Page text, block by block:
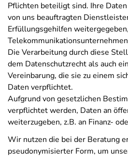
Pflichten beteiligt sind. Ihre
von uns beauftragten
Erfüllungsgehilfen
Die Verarbeitung durch diese
dem Datenschutzrecht als auch
Vereinbarung, die sie zu einem
Daten verpflichtet.
Aufgrund von gesetzlichen
verpflichtet werden, Daten an
weiterzugeben, z.B. an Finanz-
Wir nutzen die bei der Beratung
pseudonymisierter Form, um